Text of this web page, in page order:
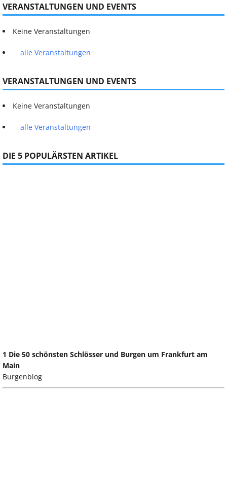
VERANSTALTUNGEN UND EVENTS
Keine Veranstaltungen
alle Veranstaltungen
VERANSTALTUNGEN UND EVENTS
Keine Veranstaltungen
alle Veranstaltungen
DIE 5 POPULÄRSTEN ARTIKEL
1 Die 50 schönsten Schlösser und Burgen um Frankfurt am
Main
Burgenblog